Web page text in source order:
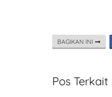
BAGIKAN INI
Pos Terkait